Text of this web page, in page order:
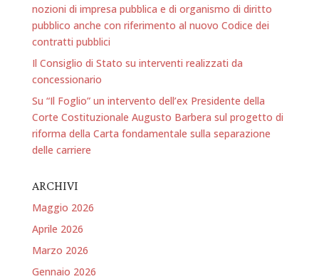
nozioni di impresa pubblica e di organismo di diritto
pubblico anche con riferimento al nuovo Codice dei
contratti pubblici
Il Consiglio di Stato su interventi realizzati da
concessionario
Su “Il Foglio” un intervento dell’ex Presidente della
Corte Costituzionale Augusto Barbera sul progetto di
riforma della Carta fondamentale sulla separazione
delle carriere
ARCHIVI
Maggio 2026
Aprile 2026
Marzo 2026
Gennaio 2026